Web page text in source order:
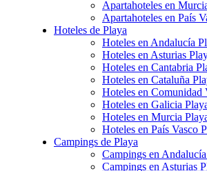
Apartahoteles en
Apartahoteles en País
Hoteles de Playa
Hoteles en Andalucía
Hoteles en Asturias
Hoteles en Cantabria
Hoteles en Cataluña
Hoteles en Comunidad
Hoteles en Galicia
Hoteles en Murcia
Hoteles en País Vasco
Campings de Playa
Campings en
Campings en Asturias